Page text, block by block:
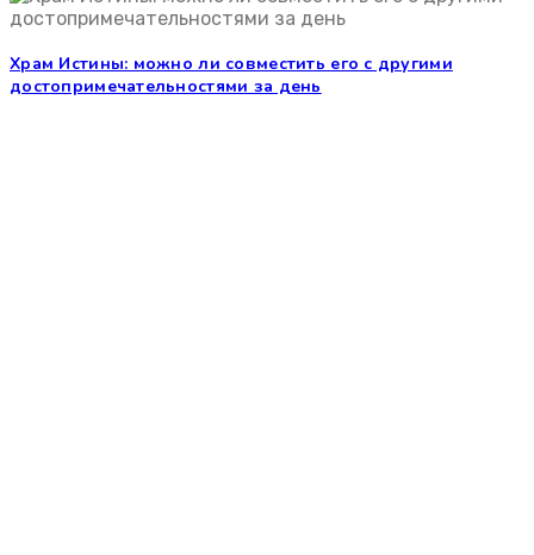
Храм Истины: можно ли совместить его с другими
достопримечательностями за день